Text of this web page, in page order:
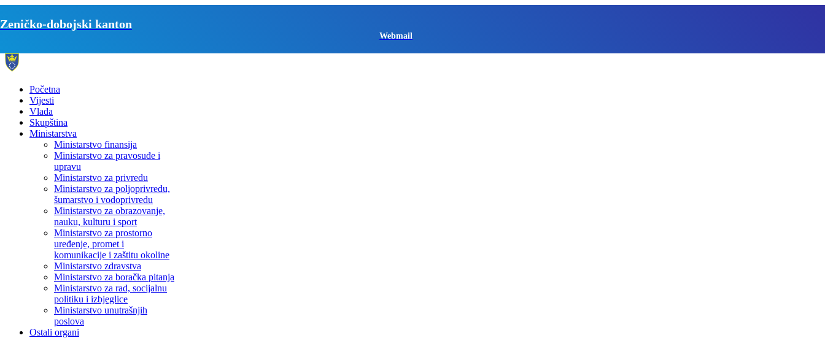
Zeničko-dobojski kanton
Webmail
Početna
Vijesti
Vlada
Skupština
Ministarstva
Ministarstvo finansija
Ministarstvo za pravosuđe i
upravu
Ministarstvo za privredu
Ministarstvo za poljoprivredu,
šumarstvo i vodoprivredu
Ministarstvo za obrazovanje,
nauku, kulturu i sport
Ministarstvo za prostorno
uređenje, promet i
komunikacije i zaštitu okoline
Ministarstvo zdravstva
Ministarstvo za boračka pitanja
Ministarstvo za rad, socijalnu
politiku i izbjeglice
Ministarstvo unutrašnjih
poslova
Ostali organi